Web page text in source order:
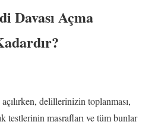
Davası Açma
delillerinizin toplanması,
testlerinin masrafları ve tüm bunlar